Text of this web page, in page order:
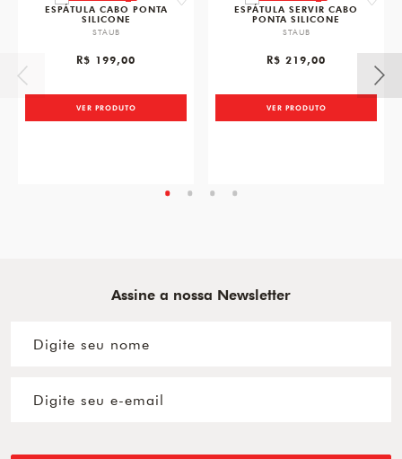
ESPÁTULA CABO PONTA
SILICONE
STAUB
R$ 199,00
VER PRODUTO
ESPÁTULA SERVIR CABO
PONTA SILICONE
STAUB
R$ 219,00
VER PRODUTO
Assine a nossa Newsletter